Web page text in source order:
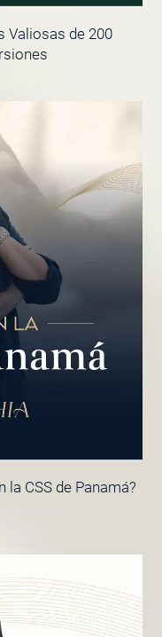
Valiosas de 200
CSS de Panamá?